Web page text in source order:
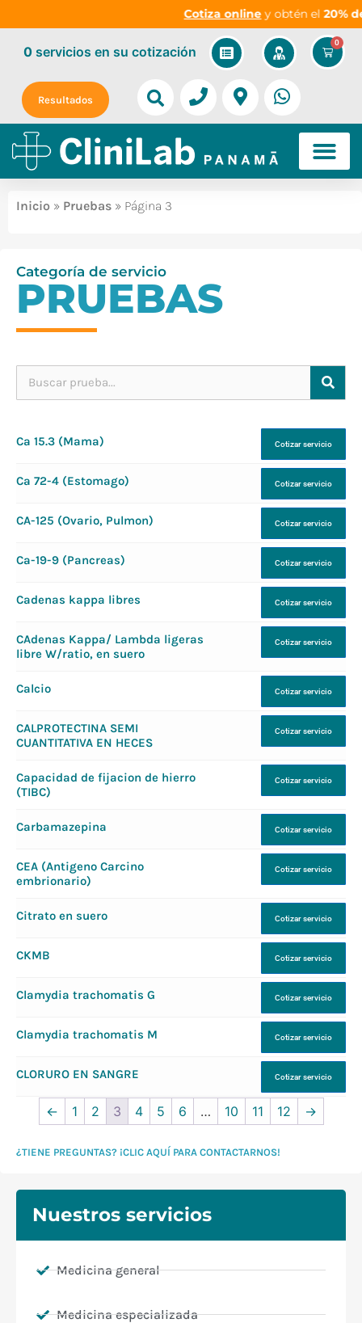
Cotiza onliney obtén el 20% de
0
0servicios en su cotización
Resultados
Inicio » Pruebas » Página 3
Categoría de servicio
PRUEBAS
Ca 15.3 (Mama) Cotizar servicio
Ca 72-4 (Estomago) Cotizar servicio
CA-125 (Ovario, Pulmon) Cotizar servicio
Ca-19-9 (Pancreas) Cotizar servicio
Cadenas kappa libres Cotizar servicio
CAdenas Kappa/ Lambda ligeras
libre W/ratio, en suero
Cotizar servicio
Calcio Cotizar servicio
CALPROTECTINA SEMI
CUANTITATIVA EN HECES
Cotizar servicio
Capacidad de fijacion de hierro
(TIBC)
Cotizar servicio
Carbamazepina Cotizar servicio
CEA (Antigeno Carcino
embrionario)
Cotizar servicio
Citrato en suero Cotizar servicio
CKMB Cotizar servicio
Clamydia trachomatis G Cotizar servicio
Clamydia trachomatis M Cotizar servicio
CLORURO EN SANGRE Cotizar servicio
← 1 2 3 4 5 6 … 10 11 12 →
¿TIENE PREGUNTAS? ¡CLIC AQUÍ PARA CONTACTARNOS!
Nuestros servicios
Medicina general
Medicina especializada